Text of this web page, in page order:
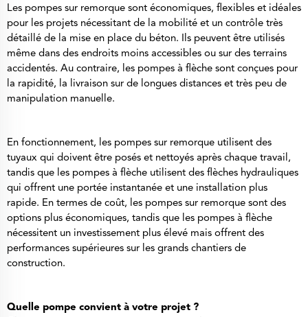
Les pompes sur remorque sont économiques, flexibles et idéales
pour les projets nécessitant de la mobilité et un contrôle très
détaillé de la mise en place du béton. Ils peuvent être utilisés
même dans des endroits moins accessibles ou sur des terrains
accidentés. Au contraire, les pompes à flèche sont conçues pour
la rapidité, la livraison sur de longues distances et très peu de
manipulation manuelle.
En fonctionnement, les pompes sur remorque utilisent des
tuyaux qui doivent être posés et nettoyés après chaque travail,
tandis que les pompes à flèche utilisent des flèches hydrauliques
qui offrent une portée instantanée et une installation plus
rapide. En termes de coût, les pompes sur remorque sont des
options plus économiques, tandis que les pompes à flèche
nécessitent un investissement plus élevé mais offrent des
performances supérieures sur les grands chantiers de
construction.
Quelle pompe convient à votre projet ?